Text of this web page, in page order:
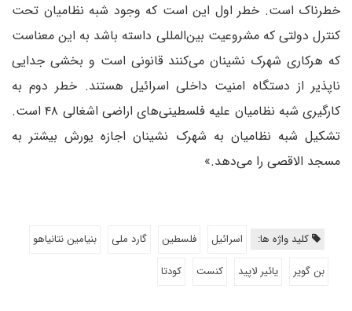
خطرناک است. خطر اول این است که وجود شبه نظامیان تحت
کنترل دولتی که مشروعیت بین‌المللی داسته باشد به این معناست
که هرکاری شهرک نشینان می‌کنند قانونی است و بخشی جدایی
ناپذیر از دستگاه امنیت داخلی اسرائیل هستند. خطر دوم به
کارگیری شبه نظامیان علیه فلسطینی‌های اراضی اشغالی ۴۸ است.
تشکیل شبه نظامیان به شهرک نشینان اجازه یورش بیشتر به
مسجد الاقصی را می‌دهد.»
کلید واژه ها: اسرائیل فلسطین گارد ملی
بنیامین نتانیاهو
بن گویر
یائیر لاپید کنست کودتا